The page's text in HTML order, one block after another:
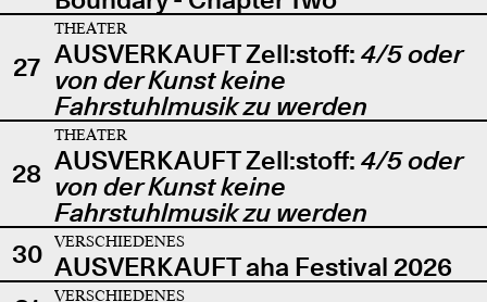
27
THEATER
AUSVERKAUFT Zell:stoff: 4/5 oder
von der Kunst keine
Fahrstuhlmusik zu werden
28
THEATER
AUSVERKAUFT Zell:stoff: 4/5 oder
von der Kunst keine
Fahrstuhlmusik zu werden
30
VERSCHIEDENES
AUSVERKAUFT aha Festival 2026
VERSCHIEDENES